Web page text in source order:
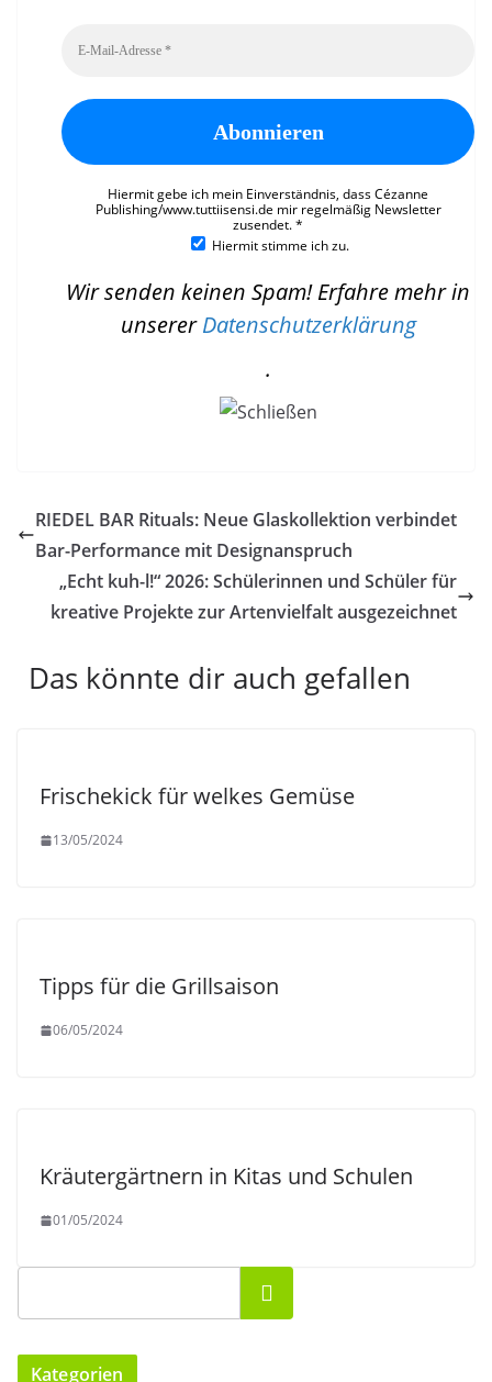
Hiermit gebe ich mein Einverständnis, dass Cézanne
Publishing/www.tuttiisensi.de mir regelmäßig Newsletter
zusendet.*
Hiermit stimme ich zu.
Wir senden keinen Spam! Erfahre mehr in
unsererDatenschutzerklärung
.
RIEDEL BAR Rituals: Neue Glaskollektion verbindet
Bar-Performance mit Designanspruch
„Echt kuh-l!“ 2026: Schülerinnen und Schüler für
kreative Projekte zur Artenvielfalt ausgezeichnet
Das könnte dir auch gefallen
Frischekick für welkes Gemüse
13/05/2024
Tipps für die Grillsaison
06/05/2024
Kräutergärtnern in Kitas und Schulen
01/05/2024
Suchen
Kategorien